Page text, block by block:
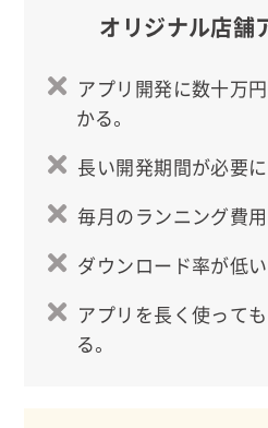
た。
2026.02
しました。
2026.01
トしました。
ホワイトニングカフェ徳島沖浜
タートしました。
オリジナル店舗
アプリ開発に数十万
かる。
長い開発期間が必要に
毎月のランニング費用
ダウンロード率が低い
アプリを長く使って
る。